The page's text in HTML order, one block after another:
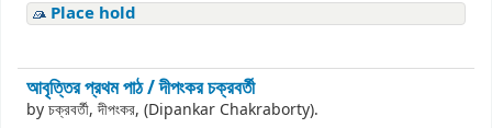
Place hold
আবৃত্তির প্রথম পাঠ /দীপংকর চক্রবর্তী
byচক্রবর্তী, দীপংকর, (Dipankar Chakraborty).